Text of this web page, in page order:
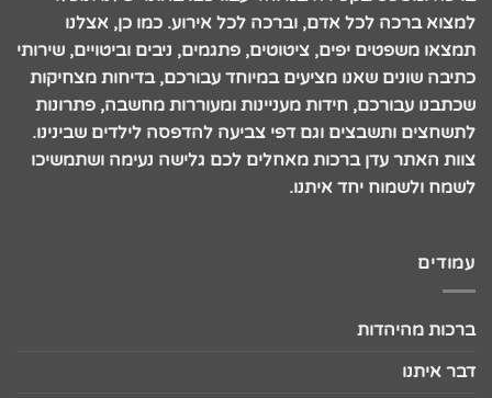
למצוא ברכה לכל אדם, וברכה לכל אירוע. כמו כן, אצלנו
תמצאו משפטים יפים, ציטוטים, פתגמים, ניבים וביטויים, שירותי
כתיבה שונים שאנו מציעים במיוחד עבורכם, בדיחות מצחיקות
שכתבנו עבורכם, חידות מעניינות ומעוררות מחשבה, פתרונות
לתשחצים ותשבצים וגם דפי צביעה להדפסה לילדים שבינינו.
צוות האתר עדן ברכות מאחלים לכם גלישה נעימה ושתמשיכו
לשמח ולשמוח יחד איתנו.
עמודים
ברכות מהיהדות
דבר איתנו